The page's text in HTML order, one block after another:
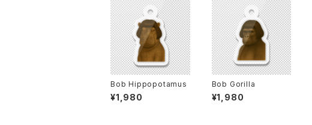
Bob Hippopotamus
¥1,980
Bob Gorilla
¥1,980